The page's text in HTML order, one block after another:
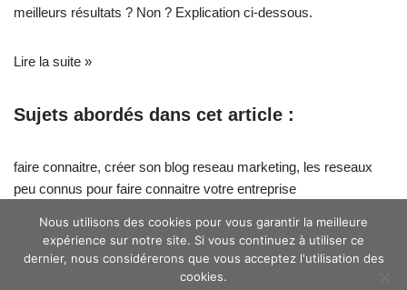
meilleurs résultats ? Non ? Explication ci-dessous.
Lire la suite »
Sujets abordés dans cet article :
faire connaitre, créer son blog reseau marketing, les reseaux
peu connus pour faire connaitre votre entreprise
Nous utilisons des cookies pour vous garantir la meilleure
expérience sur notre site. Si vous continuez à utiliser ce
dernier, nous considérerons que vous acceptez l'utilisation des
cookies.